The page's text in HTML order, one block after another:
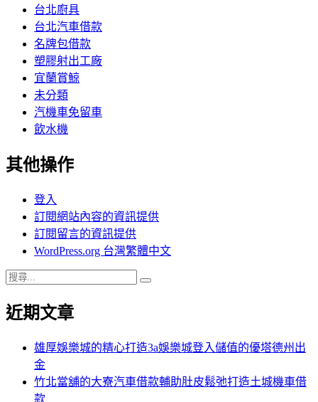
台北廚具
台北汽車借款
名牌包借款
塑膠射出工廠
宜蘭賞鯨
未分類
汽機車免留車
飲水機
其他操作
登入
訂閱網站內容的資訊提供
訂閱留言的資訊提供
WordPress.org 台灣繁體中文
搜
關
近期文章
雄厚娛樂城的精心打造3a娛樂城登入儲值的優塔德州出
金
竹北當舖的大寮汽車借款輔助肚皮鬆弛打造土城機車借
款